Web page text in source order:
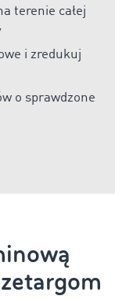
terenie całej
i zredukuj
o sprawdzone